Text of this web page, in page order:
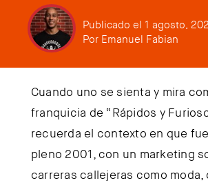
Publicado el 1 agosto,
Por Emanuel Fabian
Cuando uno se sienta y mira
franquicia de “Rápidos y
recuerda el contexto en que
pleno 2001, con un marketing
carreras callejeras como moda,